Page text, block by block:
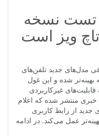
تست نسخه
ویز است
مدل‌های جدید تلفن‌های
شده و این غول
غیرکاربردی
منتشر شده که اعلام
از رابط کاربری
عمل می‌کند. در ادامه